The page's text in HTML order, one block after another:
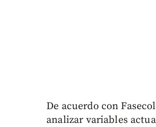
De acuerdo con
analizar variables